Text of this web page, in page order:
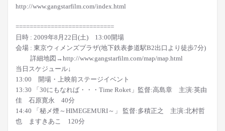
http://www.gangstarfilm.com/index.html
============================
日時 : 2009年8月22日(土) 13:00開場
会場 : 東京ウィメンズプラザ(地下鉄表参道駅B2出口より徒歩7分)
詳細地図→http://www.gangstarfilm.com/map/map.html
当日スケジュール↓
13:00 開場・上映前ステージイベント
13:30 「30にもなれば・・・Time Roket」監督:高島章 主演:英由
佳 石原寛永 40分
14:40 「秘メ煙～HIMEGEMURI～」 監督:多積正之 主演:北村哲
也 ますきあこ 120分